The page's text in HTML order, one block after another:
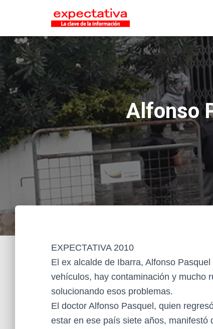
Alfonso
EXPECTATIVA 2010
El ex alcalde de Ibarra, Alfonso
vehículos, hay contaminación y mucho
solucionando esos problemas.
El doctor Alfonso Pasquel, quien
estar en ese país siete años,